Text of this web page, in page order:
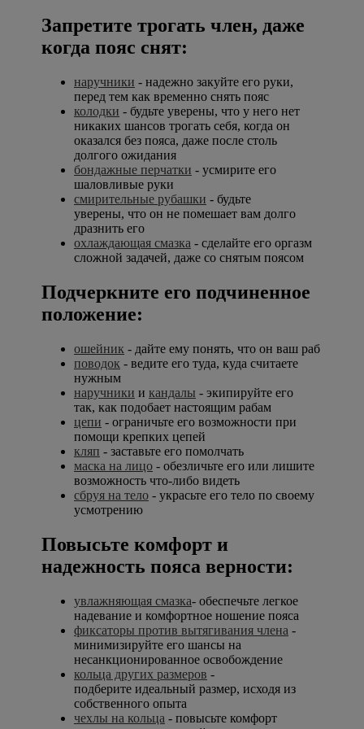
Запретите трогать член, даже
когда пояс снят:
наручники - надежно закуйте его руки,
перед тем как временно снять пояс
колодки - будьте уверены, что у него нет
никаких шансов трогать себя, когда он
оказался без пояса, даже после столь
долгого ожидания
бондажные перчатки - усмирите его
шаловливые руки
смирительные рубашки - будьте
уверены, что он не помешает вам долго
дразнить его
охлаждающая смазка - сделайте его оргазм
сложной задачей, даже со снятым поясом
Подчеркните его подчиненное
положение:
ошейник - дайте ему понять, что он ваш раб
поводок - ведите его туда, куда считаете
нужным
наручники и кандалы - экипируйте его
так, как подобает настоящим рабам
цепи - ограничьте его возможности при
помощи крепких цепей
кляп - заставьте его помолчать
маска на лицо - обезличьте его или лишите
возможность что-либо видеть
сбруя на тело - украсьте его тело по своему
усмотрению
Повысьте комфорт и
надежность пояса верности:
увлажняющая смазка- обеспечьте легкое
надевание и комфортное ношение пояса
фиксаторы против вытягивания члена -
минимизируйте его шансы на
несанкционированное освобождение
кольца других размеров -
подберите идеальный размер, исходя из
собственного опыта
чехлы на кольца - повысьте комфорт